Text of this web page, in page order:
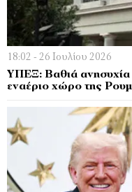
18:02 - 26 Ιουλίου 2026
ΥΠΕΞ: Βαθιά ανησυχία
εναέριο χώρο της